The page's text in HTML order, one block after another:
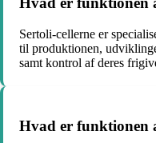
Sertoli-cellerne er
til produktionen,
samt kontrol af deres
Hvad er funktionen